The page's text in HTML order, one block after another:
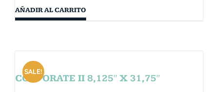
AÑADIR AL CARRITO
SALE!
CORPORATE II 8,125″ X 31,75″